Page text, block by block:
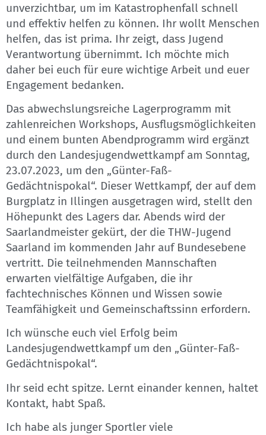
unverzichtbar, um im Katastrophenfall schnell
und effektiv helfen zu können. Ihr wollt Menschen
helfen, das ist prima. Ihr zeigt, dass Jugend
Verantwortung übernimmt. Ich möchte mich
daher bei euch für eure wichtige Arbeit und euer
Engagement bedanken.
Das abwechslungsreiche Lagerprogramm mit
zahlenreichen Workshops, Ausflugsmöglichkeiten
und einem bunten Abendprogramm wird ergänzt
durch den Landesjugendwettkampf am Sonntag,
23.07.2023, um den „Günter-Faß-
Gedächtnispokal“. Dieser Wettkampf, der auf dem
Burgplatz in Illingen ausgetragen wird, stellt den
Höhepunkt des Lagers dar. Abends wird der
Saarlandmeister gekürt, der die THW-Jugend
Saarland im kommenden Jahr auf Bundesebene
vertritt. Die teilnehmenden Mannschaften
erwarten vielfältige Aufgaben, die ihr
fachtechnisches Können und Wissen sowie
Teamfähigkeit und Gemeinschaftssinn erfordern.
Ich wünsche euch viel Erfolg beim
Landesjugendwettkampf um den „Günter-Faß-
Gedächtnispokal“.
Ihr seid echt spitze. Lernt einander kennen, haltet
Kontakt, habt Spaß.
Ich habe als junger Sportler viele